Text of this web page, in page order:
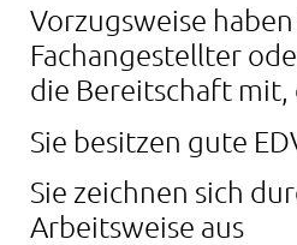
Vorzugsweise
Fachangestellter
die Bereitschaft
Sie besitzen gute
Sie zeichnen sich
Arbeitsweise aus